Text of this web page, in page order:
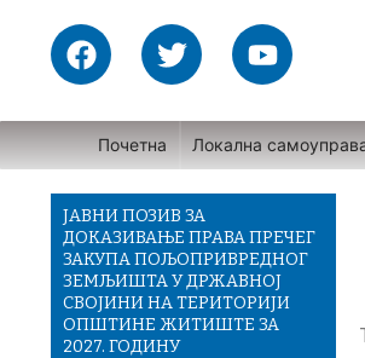
content
F
a
e
b
o
o
k
T
w
t
t
e
r
Y
o
t
u
b
Почетна Локална
ЈАВНИ ПОЗИВ ЗА
ДОКАЗИВАЊЕ ПРАВА ПРЕЧЕГ
ЗАКУПА ПОЉОПРИВРЕДНОГ
ЗЕМЉИШТА У ДРЖАВНОЈ
СВОЈИНИ НА ТЕРИТОРИЈИ
ОПШТИНЕ ЖИТИШТЕ ЗА
2027. ГОДИНУ